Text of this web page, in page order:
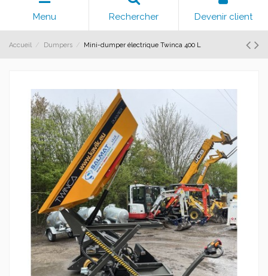
Menu Rechercher Devenir client
Accueil Dumpers Mini-dumper électrique Twinca 400 L